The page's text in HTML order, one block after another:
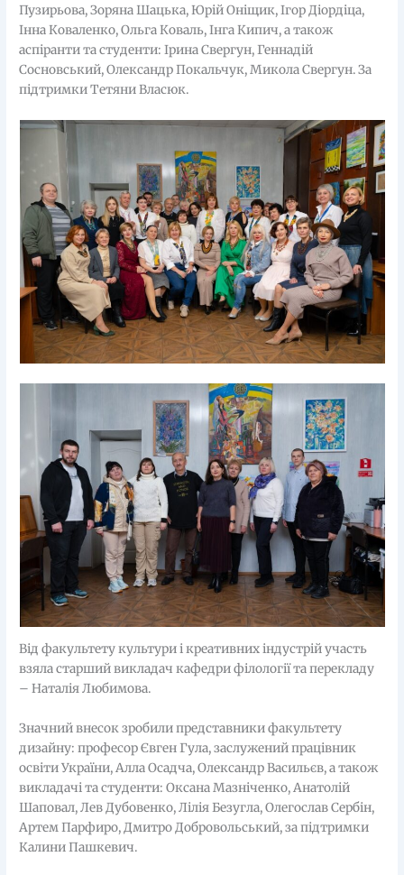
Пузирьова, Зоряна Шацька, Юрій Оніщик, Ігор Діордіца,
Інна Коваленко, Ольга Коваль, Інга Кипич, а також
аспіранти та студенти: Ірина Свергун, Геннадій
Сосновський, Олександр Покальчук, Микола Свергун. За
підтримки Тетяни Власюк.
Від факультету культури і креативних індустрій участь
взяла старший викладач кафедри філології та перекладу
– Наталія Любимова.
Значний внесок зробили представники факультету
дизайну: професор Євген Гула, заслужений працівник
освіти України, Алла Осадча, Олександр Васильєв, а також
викладачі та студенти: Оксана Мазніченко, Анатолій
Шаповал, Лев Дубовенко, Лілія Безугла, Олегослав Сербін,
Артем Парфиро, Дмитро Добровольський, за підтримки
Калини Пашкевич.